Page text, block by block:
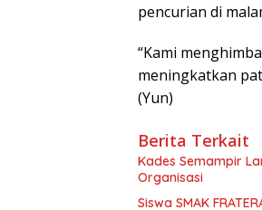
pencurian di
“Kami
meningkatkan
(Yun)
Berita Terkait
Kades Semampir
Organisasi
Siswa SMAK